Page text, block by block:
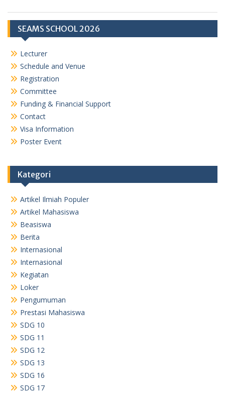
SEAMS SCHOOL 2026
Lecturer
Schedule and Venue
Registration
Committee
Funding & Financial Support
Contact
Visa Information
Poster Event
Kategori
Artikel Ilmiah Populer
Artikel Mahasiswa
Beasiswa
Berita
Internasional
Internasional
Kegiatan
Loker
Pengumuman
Prestasi Mahasiswa
SDG 10
SDG 11
SDG 12
SDG 13
SDG 16
SDG 17